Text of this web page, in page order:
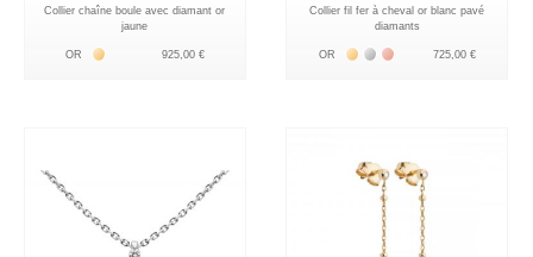
Collier chaîne boule avec diamant or
jaune
OR Жёлтое золото 18К
925,00 €
Collier fil fer à cheval or blanc pavé
diamants
OR Жёлтое золото 18К
Белое золото 18К
Розовое золото 18К
725,00 €